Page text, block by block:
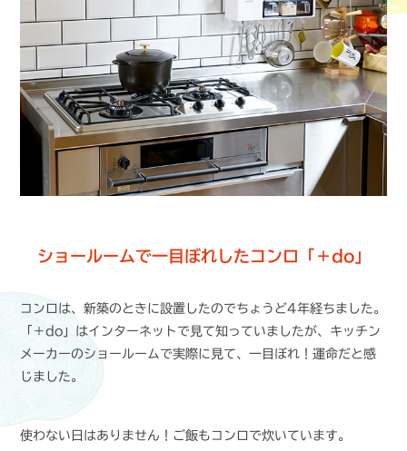
ショールームで一目ぼれしたコンロ「＋do」
コンロは、新築のときに設置したのでちょうど4年経ちました。
「＋do」はインターネットで見て知っていましたが、キッチン
メーカーのショールームで実際に見て、一目ぼれ！運命だと感
じました。
使わない日はありません！ご飯もコンロで炊いています。